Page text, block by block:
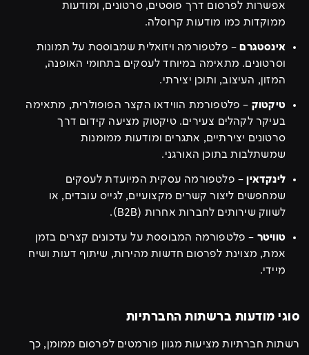
אפשרות לפרסום דרך פוסטים, סרטונים, ומודעות
ממוקדות כמו מודעות קרוסלה.
אינסטגרם– פלטפורמה ויזואלית שמבוססת על תמונות
וסרטונים. מתאימה במיוחד לעסקים בתחומי האופנה,
המזון, העיצוב, ותוכן יצירתי.
טיקטוק – פלטפורמת הווידאו הקצר הפופולרית, מתאימה
בעיקר לקהלים צעירים. טיקטוק מציעה קידום דרך
סרטונים יצירתיים, אתגרים ומודעות ממומנות
שמשתלבות בתוכן האורגני.
לינקדאין– פלטפורמה עסקית המיועדת לעסקים
שמחפשים ליצור קשרים מקצועיים, לגייס עובדים, או
לשווק שירותים לחברות אחרות (B2B).
טוויטר – פלטפורמה המבוססת על עדכונים קצרים בזמן
אמת, מצוינת לפרסום חדשות מהירות, שיתוף דעות ושיח
מיידי.
סוגי מודעות ברשתות החברתיות
רשתות חברתיות מציעות מגוון פורמטים לפרסום ממומן, כך